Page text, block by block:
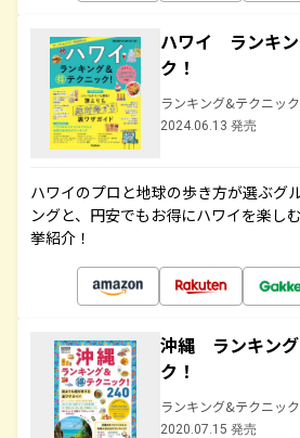
ハワイ ランキン
ク！
ランキング&テクニック
2024.06.13 発売
ハワイのプロと地球の歩き方が選ぶグ
ングと、円安でもお得にハワイを楽し
挙紹介！
沖縄 ランキング
ク！
ランキング&テクニック
2020.07.15 発売